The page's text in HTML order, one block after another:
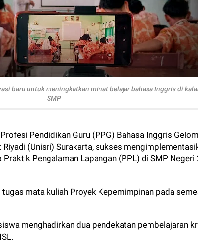
baru untuk meningkatkan minat belajar bahasa Inggris di
SMP
Pendidikan Guru (PPG) Bahasa Inggris
(Unisri) Surakarta, sukses
Pengalaman Lapangan (PPL) di SMP Negeri
mata kuliah Proyek Kepemimpinan pada
menghadirkan dua pendekatan pembelajaran